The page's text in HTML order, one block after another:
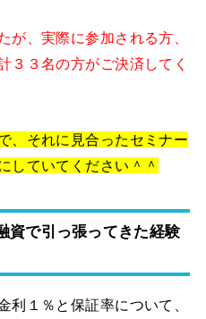
が、実際に参加される方、
３３名の方がご決済してく
、それに見合ったセミナー
していてください＾＾
資で引っ張ってきた経験
利１％と保証率について、